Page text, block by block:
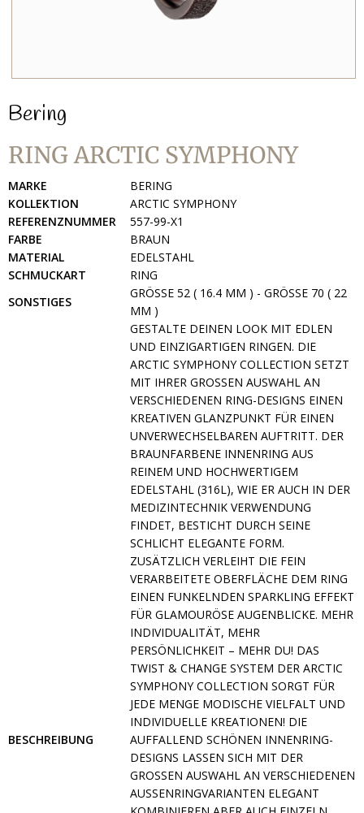
Bering
RING ARCTIC SYMPHONY
MARKE
BERING
KOLLEKTION
ARCTIC SYMPHONY
REFERENZNUMMER
557-99-X1
FARBE
BRAUN
MATERIAL
EDELSTAHL
SCHMUCKART
RING
SONSTIGES
GRÖSSE 52 ( 16.4 MM ) - GRÖSSE 70 ( 22 MM
)
BESCHREIBUNG
GESTALTE DEINEN LOOK MIT EDLEN
UND EINZIGARTIGEN RINGEN. DIE
ARCTIC SYMPHONY COLLECTION SETZT
MIT IHRER GROSSEN AUSWAHL AN V
ERSCHIEDENEN RING-DESIGNS EINEN K
REATIVEN GLANZPUNKT FÜR EINEN U
NVERWECHSELBAREN AUFTRITT. DER B
RAUNFARBENE INNENRING AUS R
EINEM UND HOCHWERTIGEM E
DELSTAHL (316L), WIE ER AUCH IN DER M
EDIZINTECHNIK VERWENDUNG F
INDET, BESTICHT DURCH SEINE S
CHLICHT ELEGANTE FORM. Z
USÄTZLICH VERLEIHT DIE FEIN V
ERARBEITETE OBERFLÄCHE DEM RING E
INEN FUNKELNDEN SPARKLING EFFEKT F
ÜR GLAMOURÖSE AUGENBLICKE. MEHR I
NDIVIDUALITÄT, MEHR P
ERSÖNLICHKEIT – MEHR DU! DAS T
WIST & CHANGE SYSTEM DER ARCTIC S
YMPHONY COLLECTION SORGT FÜR J
EDE MENGE MODISCHE VIELFALT UND I
NDIVIDUELLE KREATIONEN! DIE A
UFFALLEND SCHÖNEN INNENRING-D
ESIGNS LASSEN SICH MIT DER G
ROSSEN AUSWAHL AN VERSCHIEDENEN AU
SSENRINGVARIANTEN ELEGANT KOM